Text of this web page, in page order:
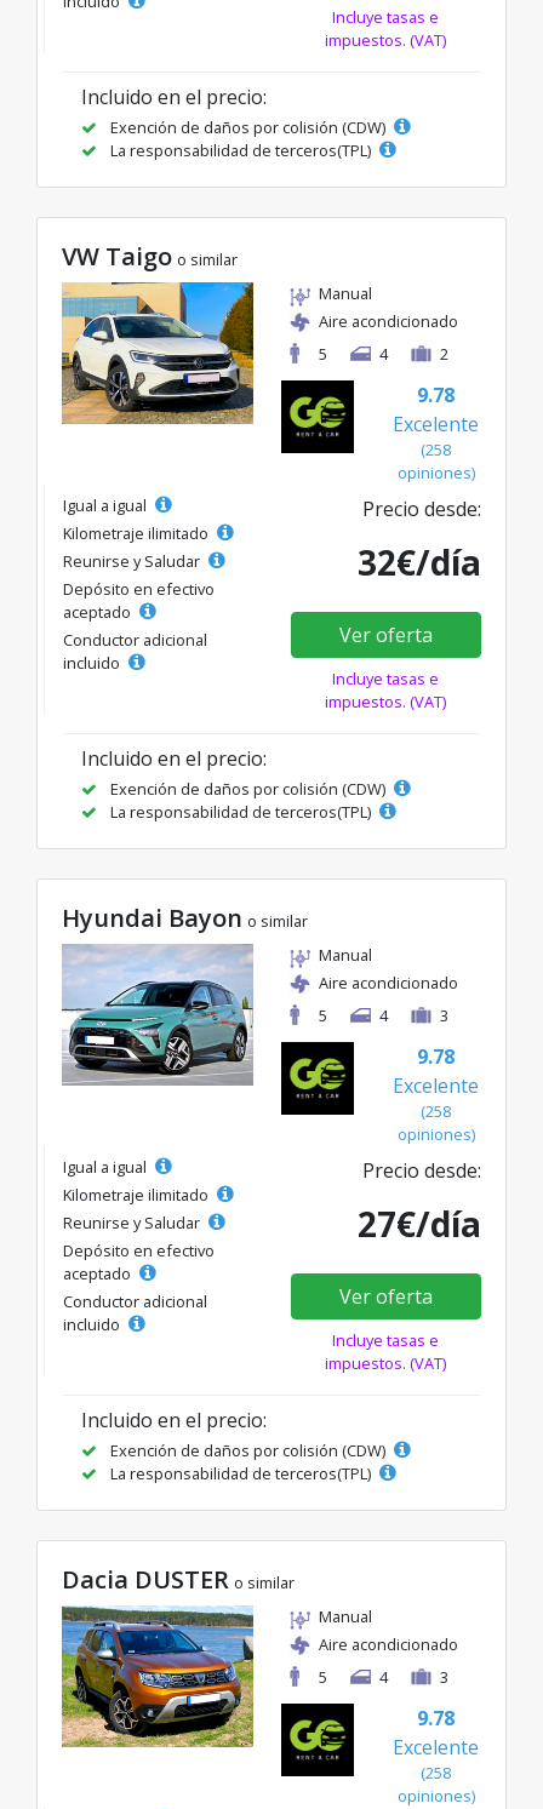
Incluye tasas e
impuestos. (VAT)
Incluido en el precio:
Exención de daños por colisión (CDW)
La responsabilidad de terceros(TPL)
VW Taigo o similar
Manual
Aire acondicionado
5
4 2
9.78
Excelente
(258
opiniones)
Igual a igual
Kilometraje ilimitado
Reunirse y Saludar
Depósito en efectivo
aceptado
Conductor adicional
incluido
Precio desde:
32€/día
Ver oferta
Incluye tasas e
impuestos. (VAT)
Incluido en el precio:
Exención de daños por colisión (CDW)
La responsabilidad de terceros(TPL)
Hyundai Bayon o similar
Manual
Aire acondicionado
5
4 3
9.78
Excelente
(258
opiniones)
Igual a igual
Kilometraje ilimitado
Reunirse y Saludar
Depósito en efectivo
aceptado
Conductor adicional
incluido
Precio desde:
27€/día
Ver oferta
Incluye tasas e
impuestos. (VAT)
Incluido en el precio:
Exención de daños por colisión (CDW)
La responsabilidad de terceros(TPL)
Dacia DUSTER o similar
Manual
Aire acondicionado
5
4 3
9.78
Excelente
(258
opiniones)